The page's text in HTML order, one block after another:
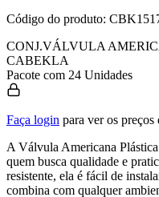
Código do produto:
CONJ.VÁLVULA
CABEKLA
Pacote com 24 Unidades
Faça login para ver os preços
A Válvula Americana
quem busca qualidade e
resistente, ela é fácil de
combina com qualquer